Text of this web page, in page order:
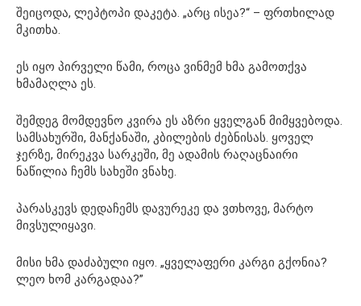
შეიცოდა, ლეპტოპი დაკეტა. „არც ისეა?“ – ფრთხილად
მკითხა.
ეს იყო პირველი წამი, როცა ვინმემ ხმა გამოთქვა
ხმამაღლა ეს.
შემდეგ მომდევნო კვირა ეს აზრი ყველგან მიმყვებოდა.
სამსახურში, მანქანაში, კბილების ძებნისას. ყოველ
ჯერზე, მირეკვა სარკეში, მე ადამის რაღაცნაირი
ნაწილია ჩემს სახეში ვნახე.
პარასკევს დედაჩემს დავურეკე და ვთხოვე, მარტო
მივსულიყავი.
მისი ხმა დაძაბული იყო. „ყველაფერი კარგი გქონია?
ლეო ხომ კარგადაა?”